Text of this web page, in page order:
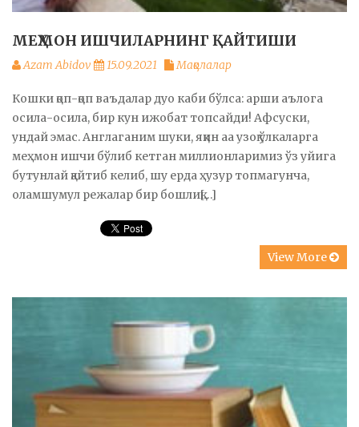
МЕҲМОН ИШЧИЛАРНИНГ ҚАЙТИШИ
Azam Abidov 15.09.2021 Мақолалар
Кошки қоп-қоп ваъдалар дуо каби бўлса: арши аълога
осила-осила, бир кун ижобат топсайди! Афсуски,
ундай эмас. Англаганим шуки, яқин аа узоқ ўлкаларга
меҳмон ишчи бўлиб кетган миллионларимиз ўз уйига
бутунлай қайтиб келиб, шу ерда ҳузур топмагунча,
оламшумул режалар бир бошлиқ[…]
View More